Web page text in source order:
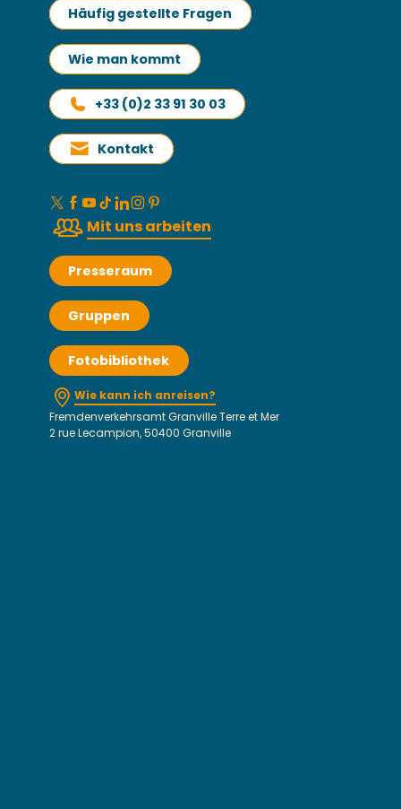
Häufig gestellte Fragen
Wie man kommt
+33 (0)2 33 91 30 03
Kontakt
Mit uns arbeiten
Presseraum
Gruppen
Fotobibliothek
Wie kann ich anreisen?
Fremdenverkehrsamt Granville Terre et Mer
2 rue Lecampion, 50400 Granville